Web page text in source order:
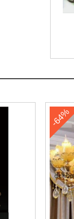
-64%